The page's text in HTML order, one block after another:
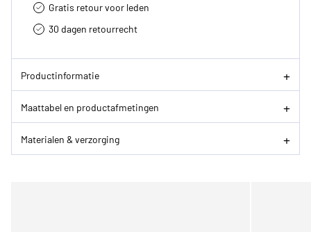
Gratis retour voor leden
30 dagen retourrecht­
Productinformatie
Maattabel en productafmetingen
Materialen & verzorging